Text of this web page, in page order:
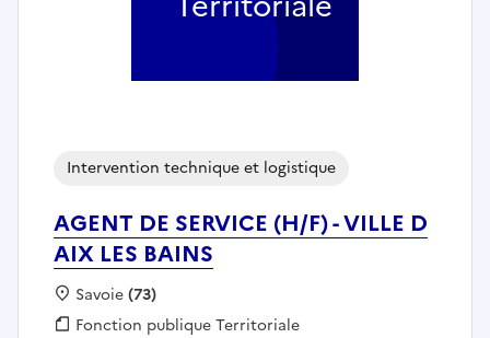
AGENT DE SERVICE (H/F) - VILLE D
AIX LES BAINS
Intervention technique et logistique
Localisation :
Savoie(73)
Fonction publique :
Fonction publique Territoriale